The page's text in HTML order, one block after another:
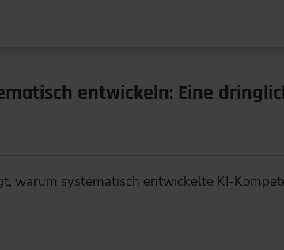
entwickeln: Eine
warum systematisch entwickelte KI-